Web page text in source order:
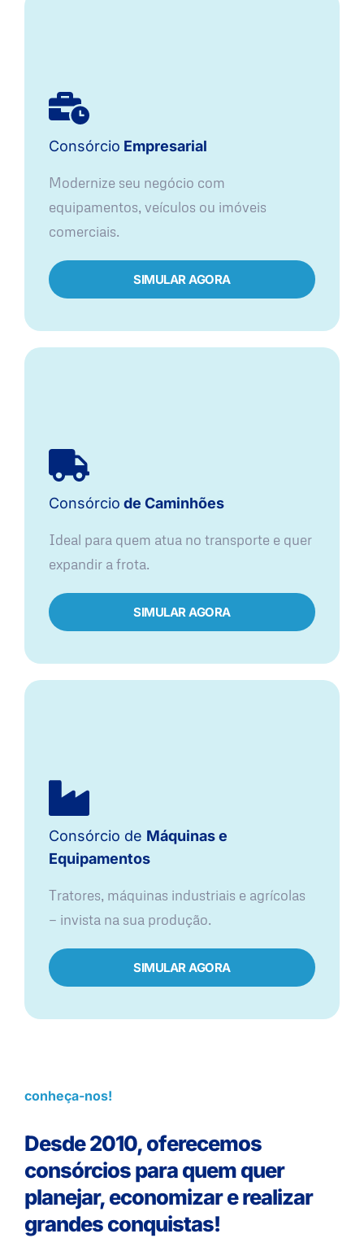
Consórcio Empresarial
Modernize seu negócio com
equipamentos, veículos ou imóveis
comerciais.
SIMULAR AGORA
Consórcio de Caminhões
Ideal para quem atua no transporte e quer
expandir a frota.
SIMULAR AGORA
Consórcio de Máquinas e
Equipamentos
Tratores, máquinas industriais e agrícolas
— invista na sua produção.
SIMULAR AGORA
conheça-nos!
Desde 2010, oferecemos
consórcios para quem quer
planejar, economizar e realizar
grandes conquistas!